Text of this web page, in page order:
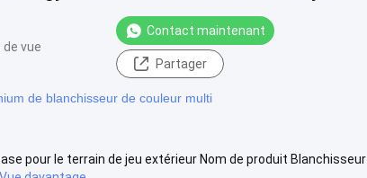
vue
Contact maintenant
Partager
de blanchisseur de couleur multi
pour le terrain de jeu extérieur Nom de produit Blanchisseur